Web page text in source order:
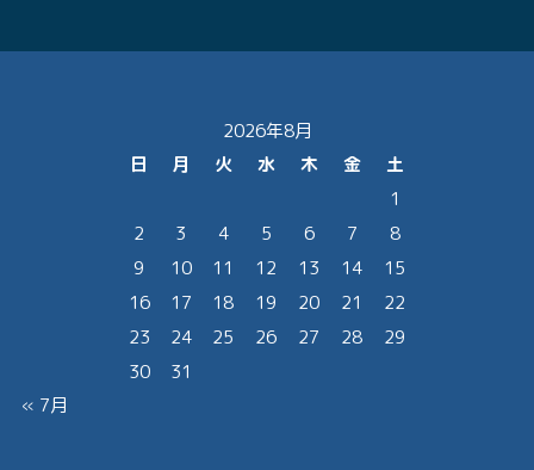
2026年8月
日
月 火 水 木 金
土
1
2
3 4 5 6 7
8
9
10 11 12 13 14
15
16
17 18 19 20 21
22
23
24 25 26 27 28
29
30
31
« 7月